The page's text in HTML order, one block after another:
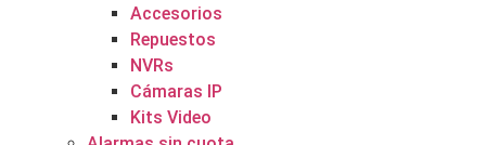
Accesorios
Repuestos
NVRs
Cámaras IP
Kits Video